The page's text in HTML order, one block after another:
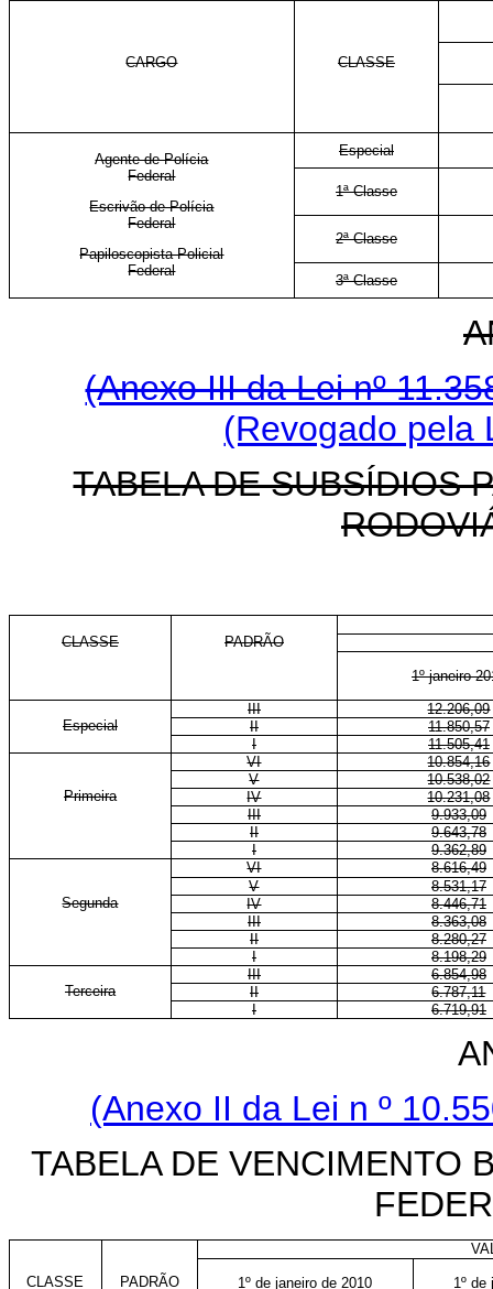
CARGO CLASSE
Agente de Polícia
Especial
Federal
Escrivão de Polícia
1ª Classe
Federal
Papiloscopista Policial
2ª Classe
Federal
3ª Classe
(Anexo III da Lei nº
(Revogado pela
TABELA DE SUBSÍDIOS
CLASSE PADRÃO
1º janeiro
III
12.206,09
Especial
II
11.850,57
I
11.505,41
VI
10.854,16
V
10.538,02
Primeira
IV
10.231,08
III
9.933,09
II
9.643,78
I
9.362,89
VI
8.616,49
V
8.531,17
Segunda
IV
8.446,71
III
8.363,08
II
8.280,27
I
8.198,29
III
6.854,98
Terceira
II
6.787,11
I
6.719,91
(Anexo II da Lei n º
TABELA DE VENCIMENTO
CLASSE
PADRÃO 1º de janeiro de 2010 1º de